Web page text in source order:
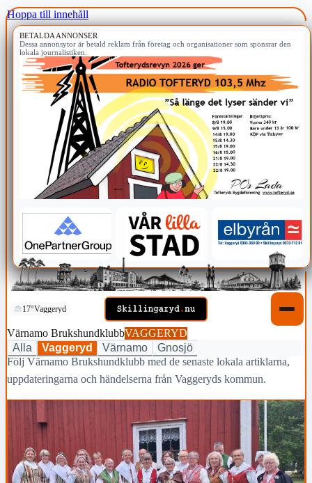
Hoppa till innehåll
BETALDA ANNONSER
Dessa annonsytor är betald reklam från företag och organisationer som sponsrar den
lokala journalistiken.
17°Vaggeryd
Värnamo BrukshundklubbVAGGERYD
Alla
Vaggeryd Värnamo
Gnosjö
Följ Värnamo Brukshundklubb med de senaste lokala artiklarna,
uppdateringarna och händelserna från Vaggeryds kommun.